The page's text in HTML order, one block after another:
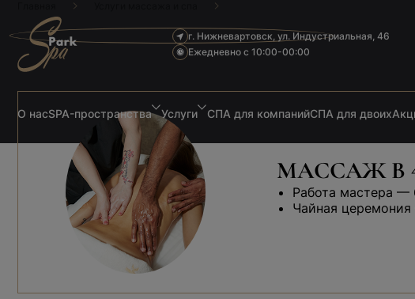
г. Нижневартовск, ул. Индустриальная, 46
Ежедневно с 10:00-00:00
О насSPA-пространства Услуги СПА для компанийСПА для двоих
МАССАЖ В
Работа мастера —
Чайная